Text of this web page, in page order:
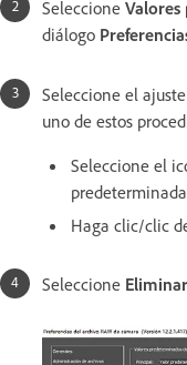
Seleccione Valores
diálogo
Seleccione el
uno de estos
Seleccione el
Haga clic/clic
Seleccione Eliminar